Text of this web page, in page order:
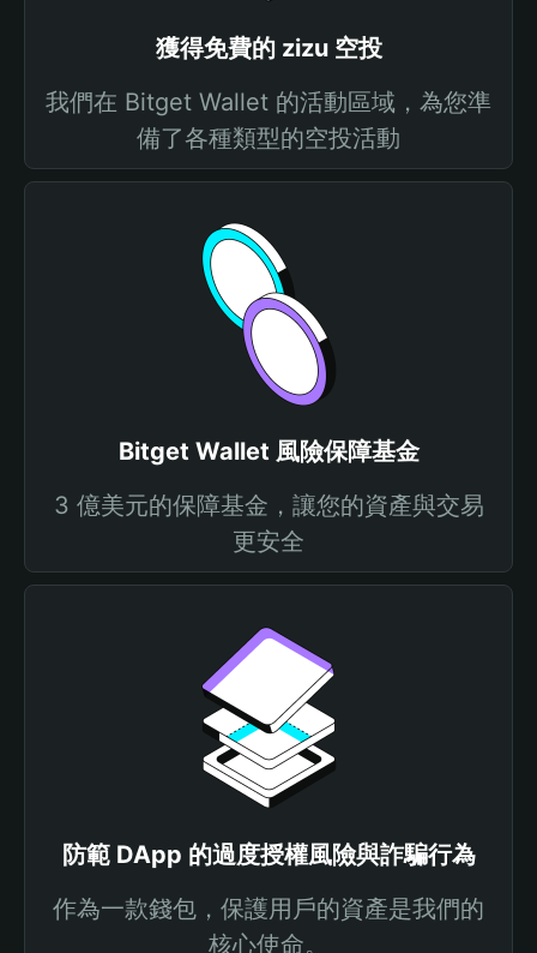
獲得免費的 zizu 空投
我們在 Bitget Wallet 的活動區域，為您準
備了各種類型的空投活動
Bitget Wallet 風險保障基金
3 億美元的保障基金，讓您的資產與交易
更安全
防範 DApp 的過度授權風險與詐騙行為
作為一款錢包，保護用戶的資產是我們的
核心使命。